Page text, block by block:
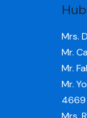
Mrs.
Mr.
Mr.
Mr.
4669